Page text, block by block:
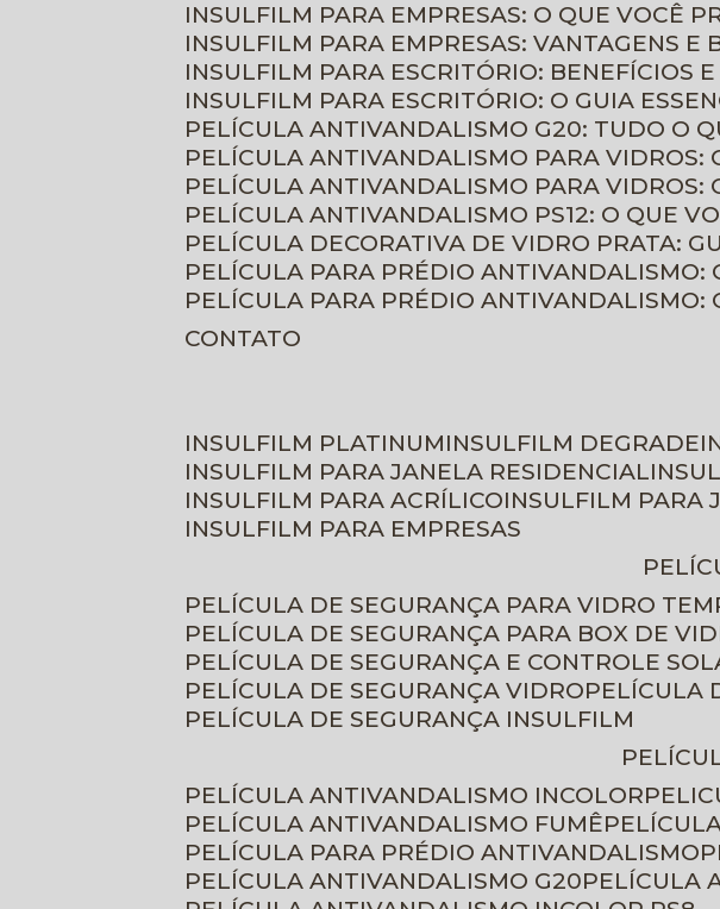
INSULFILM PARA EMPRESAS: O QUE VOCÊ
INSULFILM PARA EMPRESAS: VANTAGENS E
INSULFILM PARA ESCRITÓRIO: BENEFÍCIOS
INSULFILM PARA ESCRITÓRIO: O GUIA
PELÍCULA ANTIVANDALISMO G20: TUDO O
PELÍCULA ANTIVANDALISMO PARA
PELÍCULA ANTIVANDALISMO PARA VIDROS:
PELÍCULA ANTIVANDALISMO PS12: O QUE
PELÍCULA DECORATIVA DE VIDRO PRATA:
PELÍCULA PARA PRÉDIO
PELÍCULA PARA PRÉDIO ANTIVANDALISMO:
CONTATO
INSULFILM PLATINUM INSULFILM DEGRADE
INSULFILM PARA JANELA RESIDENCIAL
INSULFILM PARA ACRÍLICO INSULFILM PARA
INSULFILM PARA EMPRESAS
PELÍCULA DE SEGURANÇA PARA VIDRO
PELÍCULA DE SEGURANÇA PARA BOX DE
PELÍCULA DE SEGURANÇA E CONTROLE
PELÍCULA DE SEGURANÇA VIDRO
PELÍCULA DE SEGURANÇA INSULFILM
PELÍCULA ANTIVANDALISMO INCOLOR
PELÍCULA ANTIVANDALISMO FUMÊ
PELÍCULA PARA PRÉDIO ANTIVANDALISMO
PELÍCULA ANTIVANDALISMO G20